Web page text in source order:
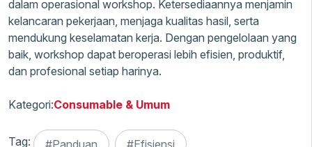
dalam operasional workshop. Ketersediaannya menjamin
kelancaran pekerjaan, menjaga kualitas hasil, serta
mendukung keselamatan kerja. Dengan pengelolaan yang
baik, workshop dapat beroperasi lebih efisien, produktif,
dan profesional setiap harinya.
Kategori:Consumable & Umum
Tag: #Panduan #Efisiensi